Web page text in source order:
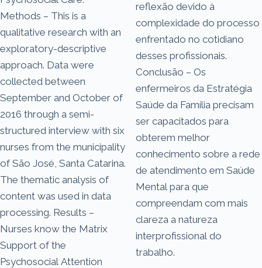
Methods – This is a
qualitative research with an
exploratory-descriptive
approach. Data were
collected between
September and October of
2016 through a semi-
structured interview with six
nurses from the municipality
of São José, Santa Catarina.
The thematic analysis of
content was used in data
processing. Results –
Nurses know the Matrix
Support of the
Psychosocial Attention
reflexão devido à
complexidade do processo
enfrentado no cotidiano
desses profissionais.
Conclusão – Os
enfermeiros da Estratégia
Saúde da Família precisam
ser capacitados para
obterem melhor
conhecimento sobre a rede
de atendimento em Saúde
Mental para que
compreendam com mais
clareza a natureza
interprofissional do
trabalho.